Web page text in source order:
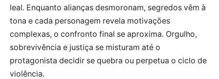
leal. Enquanto alianças desmoronam, segredos vêm à
tona e cada personagem revela motivações
complexas, o confronto final se aproxima. Orgulho,
sobrevivência e justiça se misturam até o
protagonista decidir se quebra ou perpetua o ciclo de
violência.